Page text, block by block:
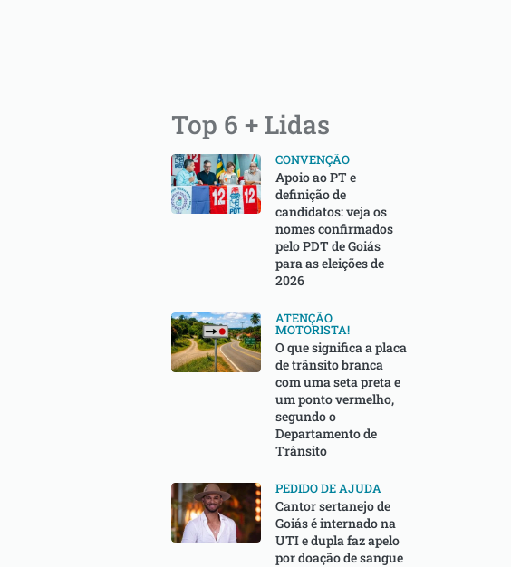
Top 6 + Lidas
CONVENÇÃO
Apoio ao PT e
definição de
candidatos: veja os
nomes confirmados
pelo PDT de Goiás
para as eleições de
2026
ATENÇÃO
MOTORISTA!
O que significa a placa
de trânsito branca
com uma seta preta e
um ponto vermelho,
segundo o
Departamento de
Trânsito
PEDIDO DE AJUDA
Cantor sertanejo de
Goiás é internado na
UTI e dupla faz apelo
por doação de sangue